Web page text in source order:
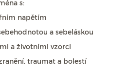
s:
napětím
a sebeláskou
a životními vzorci
traumat a bolestí